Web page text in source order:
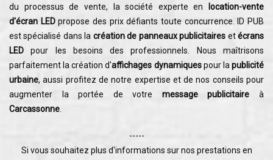
du processus de vente, la société experte en
location-vente
d'écran LEDpropose des prix défiants toute concurrence. ID PUB
est spécialisé dans la création de panneaux publicitaires etécrans
LED pour les besoins des professionnels. Nous maîtrisons
parfaitement la création d'affichages dynamiquespour lapublicité
urbaine, aussi profitez de notre expertise et de nos conseils pour
augmenter la portée de votre message publicitaire à
Carcassonne
-----
Si vous souhaitez plus d'informations sur nos prestations en